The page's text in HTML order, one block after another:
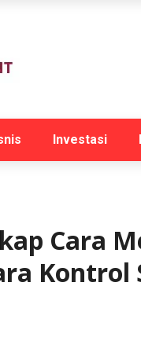
Investasi
Cara
Kontrol